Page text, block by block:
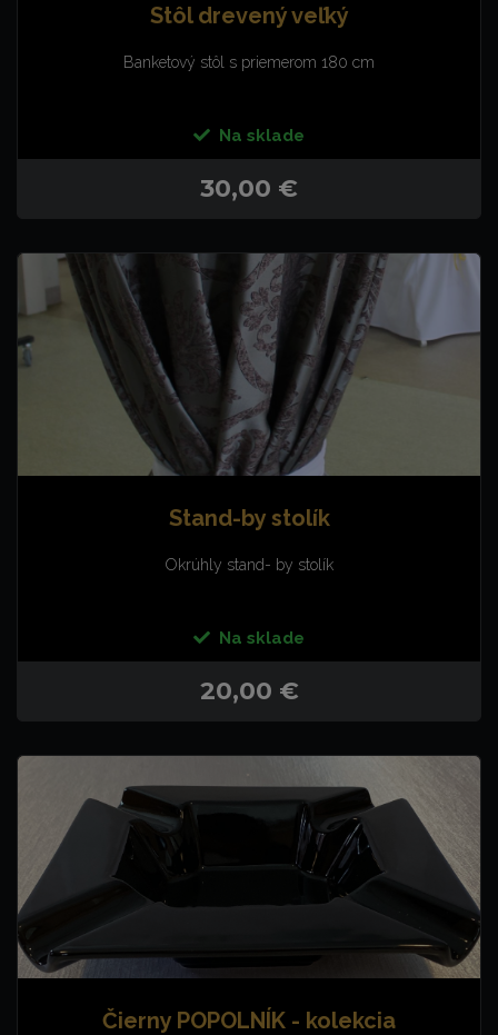
Stôl drevený veľký
Banketový stôl s priemerom 180 cm
Na sklade
30,00 €
Stand-by stolík
Okrúhly stand- by stolík
Na sklade
20,00 €
Čierny POPOLNÍK - kolekcia